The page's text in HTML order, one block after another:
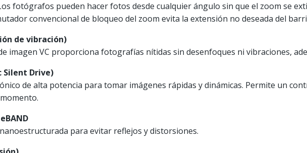
fotógrafos pueden hacer fotos desde cualquier ángulo sin que el zoom se
convencional de bloqueo del zoom evita la extensión no deseada del
de vibración)
imagen VC proporciona fotografías nítidas sin desenfoques ni vibraciones,
Silent Drive)
de alta potencia para tomar imágenes rápidas y dinámicas. Permite un
para evitar reflejos y distorsiones.